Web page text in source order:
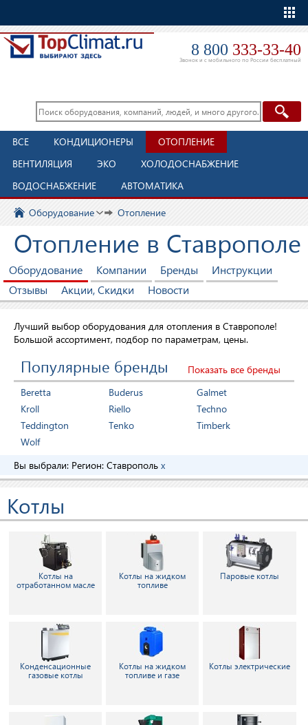
8 800 333-33-40
Звонок и с мобильного по России бесплатный
ВСЕ КОНДИЦИОНЕРЫ
ОТОПЛЕНИЕ
ВЕНТИЛЯЦИЯ
ЭКО
ХОЛОДОСНАБЖЕНИЕ
ВОДОСНАБЖЕНИЕ
АВТОМАТИКА
Оборудование Отопление
Отопление в Ставрополе
Оборудование Компании Бренды
Инструкции
Отзывы
Акции, Скидки Новости
Лучший выбор оборудования для отопления в Ставрополе!
Большой ассортимент, подбор по параметрам, цены.
Показать все бренды
Популярные бренды
Beretta Buderus
Galmet
Kroll
Riello
Techno
Teddington
Tenko
Timberk
Wolf
Вы выбрали: Регион: Ставрополь x
Котлы
Котлы на
отработанном масле
Котлы на жидком
топливе
Паровые котлы
Конденсационные
газовые котлы
Котлы на жидком
топливе и газе
Котлы электрические